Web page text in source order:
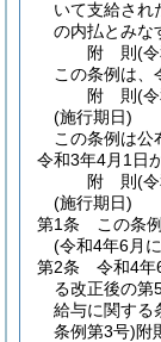
いて支給され
の内払とみな
附 則(
この条例は、
附 則(
(施行期日)
この条例は公
令和3年4月1日
附 則(
(施行期日)
第1条
この条
(令和4年6月
第2条
令和4年
る改正後の第
給与に関する
条例第3号)附